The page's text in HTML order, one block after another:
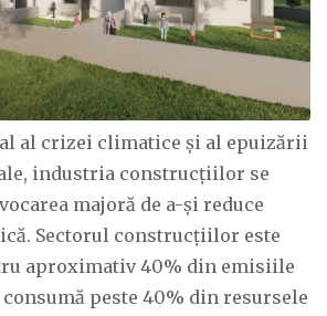
al crizei climatice și al epuizării
industria construcțiilor se
majoră de a-și reduce
Sectorul construcțiilor este
aproximativ 40% din emisiile
consumă peste 40% din resursele